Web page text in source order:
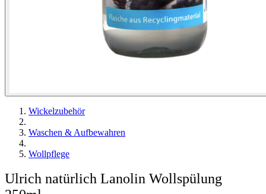
Wickelzubehör
Waschen & Aufbewahren
Wollpflege
Ulrich natürlich Lanolin Wollspülung